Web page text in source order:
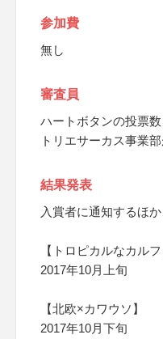
参加費
無し
審査員
ハートボタンの投票
トリエサーカス事業
結果発表
入賞者に通知するほ
【トロピカルなカル
2017年10月上旬
【北欧×カワウソ】
2017年10月下旬